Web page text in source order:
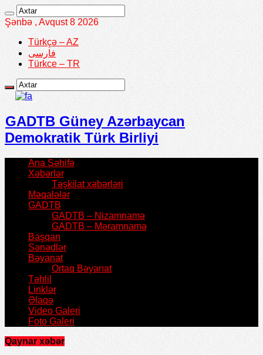
Şənbə , Avqust 8 2026
Türkçə – AZ
فارسی
Türkce – TR
GADTB Güney Azərbaycan
Demokratik Türk Birliyi
Ana Səhifə
Xəbərlər
Təşkilat xəbərləri
Məqalələr
GADTB
GADTB – Nizamnamə
GADTB – Məramnamə
Başqan
Sənədlər
Bəyanat
Ortaq Bəyanat
Təhlil
Linklər
Əlaqə
Video Galeri
Foto Galeri
Qaynar xəbər